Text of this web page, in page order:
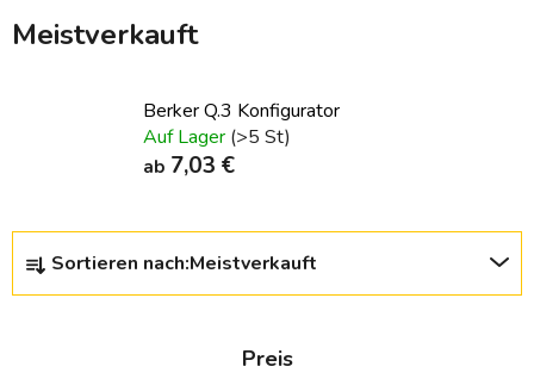
Meistverkauft
Berker Q.3 Konfigurator
Auf Lager (>5 St)
ab 7,03 €
P
o
Sortieren nach:Meistverkauft
Preis